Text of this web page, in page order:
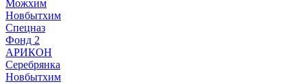
Можхим
Новбытхим
Спецназ
Фонд 2
АРИКОН
Серебрянка
Новбытхим